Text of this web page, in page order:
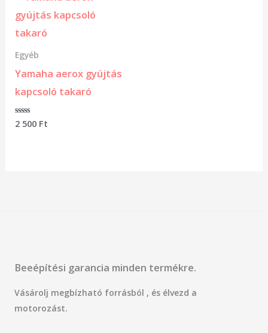
Egyéb
Yamaha aerox gyújtás
kapcsoló takaró
Értékelés:
2 500 Ft
Beeépítési garancia minden termékre.
Vásárolj megbízható forrásból , és élvezd a
motorozást.